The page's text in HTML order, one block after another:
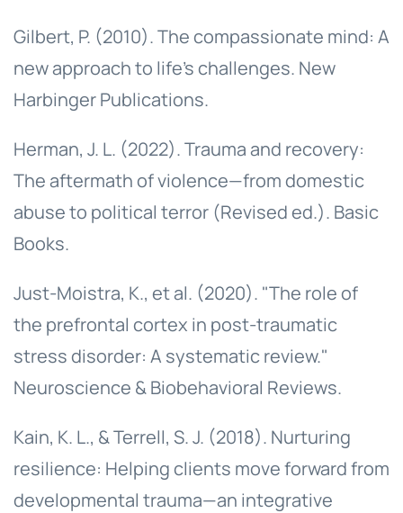
Gilbert, P. (2010). The compassionate mind: A
new approach to life's challenges. New
Harbinger Publications.
Herman, J. L. (2022). Trauma and recovery:
The aftermath of violence—from domestic
abuse to political terror (Revised ed.). Basic
Books.
Just-Moistra, K., et al. (2020). "The role of
the prefrontal cortex in post-traumatic
stress disorder: A systematic review."
Neuroscience & Biobehavioral Reviews.
Kain, K. L., & Terrell, S. J. (2018). Nurturing
resilience: Helping clients move forward from
developmental trauma—an integrative